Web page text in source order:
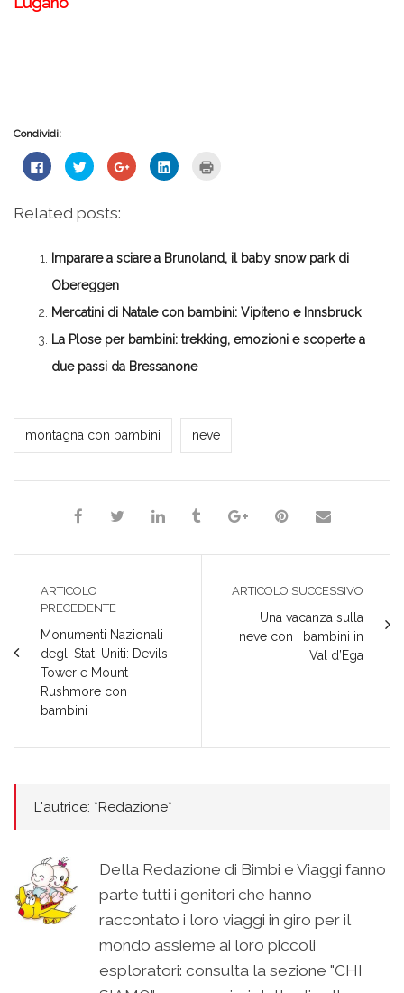
Condividi:
Fai
clic
su
Facebook
in
una
finestra)
Fai
clic
condividere
su
in
nuova
finestra)
Fai
clic
apre
in
Fai
clic
in
una
nuova
Related posts:
Imparare a sciare a Brunoland, il baby snow park di
Obereggen
Mercatini di Natale con bambini: Vipiteno e Innsbruck
La Plose per bambini: trekking, emozioni e scoperte a
due passi da Bressanone
*Redazione*
montagna con bambini
neve
ARTICOLO
PRECEDENTE
Monumenti Nazionali
degli Stati Uniti: Devils
Tower e Mount
Rushmore con
bambini
ARTICOLO SUCCESSIVO
Una vacanza sulla
neve con i bambini in
Val d’Ega
L'autrice: *Redazione*
Della Redazione di Bimbi e Viaggi fanno
parte tutti i genitori che hanno
raccontato i loro viaggi in giro per il
mondo assieme ai loro piccoli
esploratori: consulta la sezione "CHI